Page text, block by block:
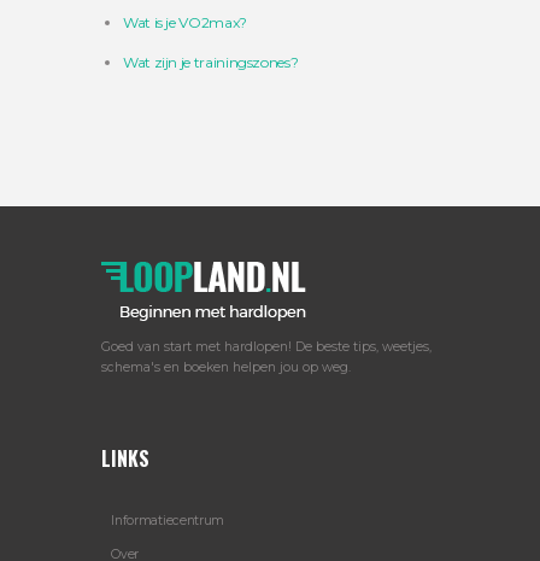
Wat is je VO2max?
Wat zijn je trainingszones?
Goed van start met hardlopen! De beste tips, weetjes,
schema's en boeken helpen jou op weg.
LINKS
Informatiecentrum
Over